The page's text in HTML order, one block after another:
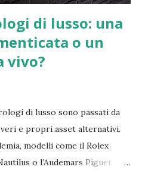
di lusso: una
o un
vivo?
di lusso sono passati da
e propri asset alternativi.
modelli come il Rolex
o l’Audemars Piguet